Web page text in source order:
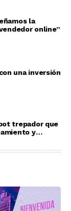
la
online”
una inversión
trepador que
y